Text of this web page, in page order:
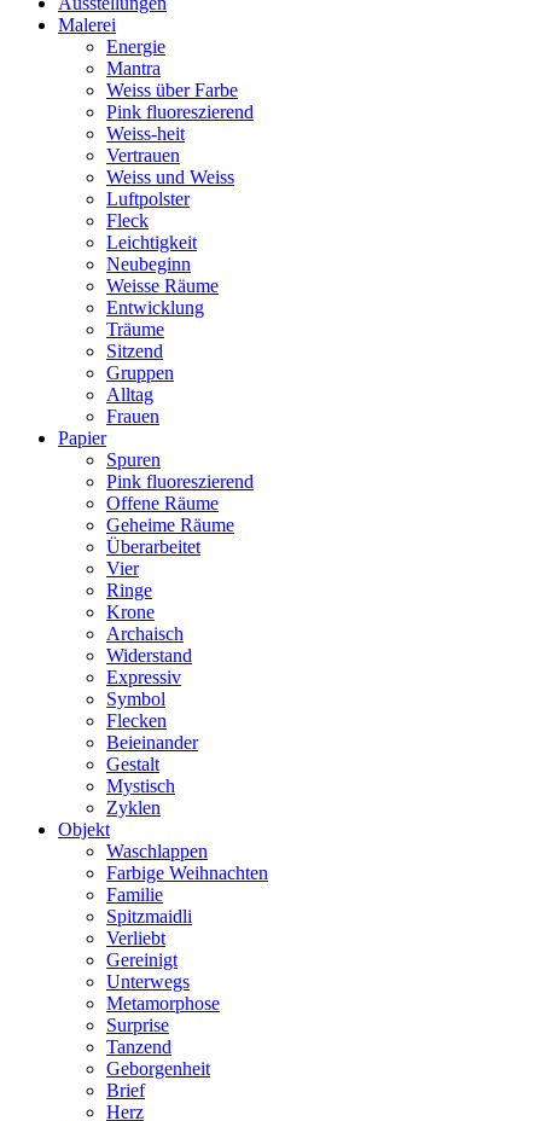
Malerei
Energie
Mantra
Weiss über Farbe
Pink fluoreszierend
Weiss-heit
Vertrauen
Weiss und Weiss
Luftpolster
Fleck
Leichtigkeit
Neubeginn
Weisse Räume
Entwicklung
Träume
Sitzend
Gruppen
Alltag
Frauen
Papier
Spuren
Pink fluoreszierend
Offene Räume
Geheime Räume
Überarbeitet
Vier
Ringe
Krone
Archaisch
Widerstand
Expressiv
Symbol
Flecken
Beieinander
Gestalt
Mystisch
Zyklen
Objekt
Waschlappen
Farbige Weihnachten
Familie
Spitzmaidli
Verliebt
Gereinigt
Unterwegs
Metamorphose
Surprise
Tanzend
Geborgenheit
Brief
Herz